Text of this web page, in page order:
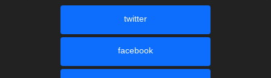
twitter
facebook